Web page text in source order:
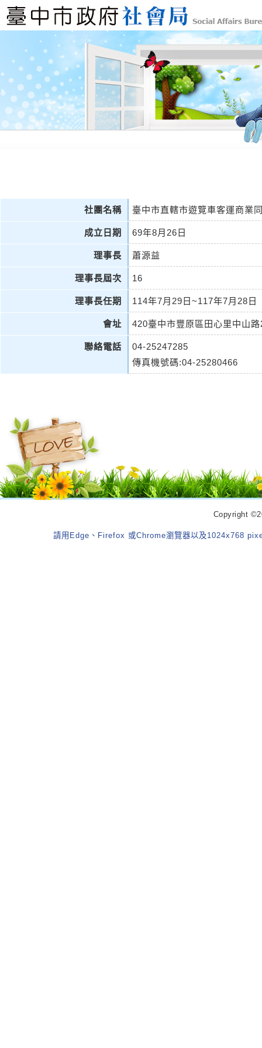
社團名稱 臺中市直轄市遊覽車客運商業
成立日期 69年8月26日
理事長 蕭源益
理事長屆次 16
理事長任期 114年7月29日~117年7月28日
會址 420臺中市豐原區田心里中山
聯絡電話
04-25247285
傳真機號碼:04-25280466
Copyright
請用Edge、Firefox 或Chrome瀏覽器以及1024x768